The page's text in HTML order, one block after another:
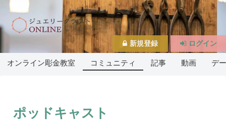
オンライン彫金教室 コミュニティ 記事 動画 デ
ポッドキャスト
新規登録 ログイン